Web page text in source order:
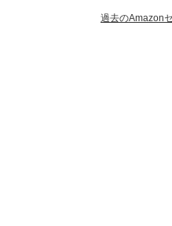
過去のAmazon